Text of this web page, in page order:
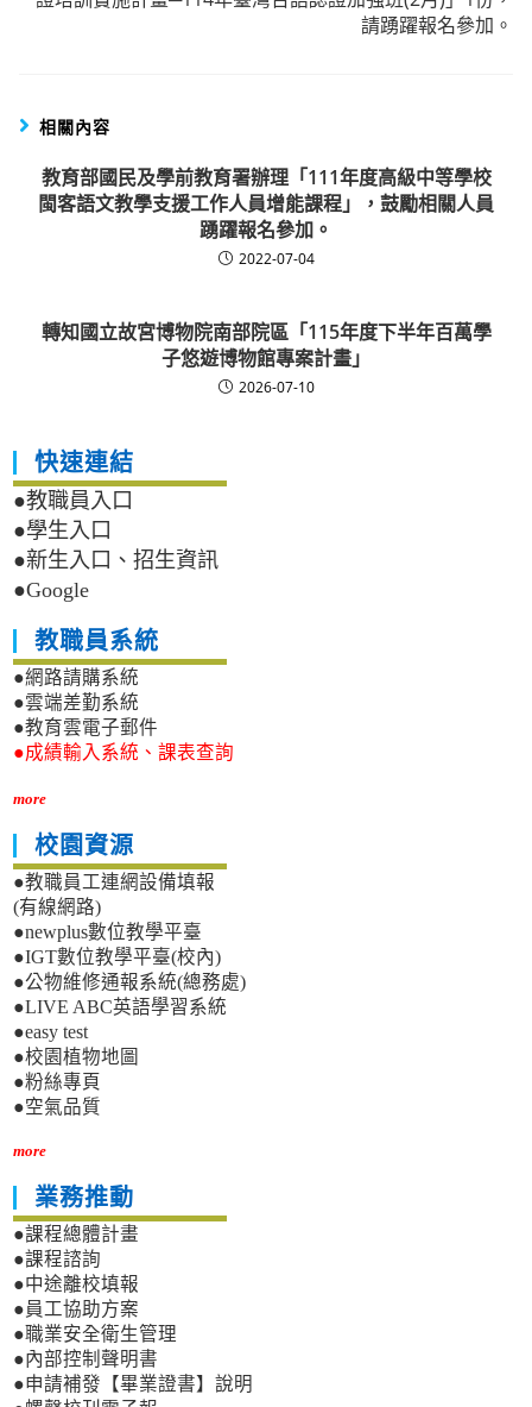
請踴躍報名參加。
相關內容
教育部國民及學前教育署辦理「111年度高級中等學校
閩客語文教學支援工作人員增能課程」，鼓勵相關人員
踴躍報名參加。
2022-07-04
轉知國立故宮博物院南部院區「115年度下半年百萬學
子悠遊博物館專案計畫」
2026-07-10
快速連結
●教職員入口
●學生入口
●新生入口、招生資訊
●Google
教職員系統
●網路請購系統
●雲端差勤系統
●教育雲電子郵件
●成績輸入系統、課表查詢
more
校園資源
●教職員工連網設備填報
(有線網路)
●newplus數位教學平臺
●IGT數位教學平臺(校內)
●公物維修通報系統(總務處)
●LIVE ABC英語學習系統
●easy test
●校園植物地圖
●粉絲專頁
●空氣品質
more
業務推動
●課程總體計畫
●課程諮詢
●中途離校填報
●員工協助方案
●職業安全衛生管理
●內部控制聲明書
●申請補發【畢業證書】說明